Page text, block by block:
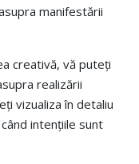
manifestării
creativă, vă puteți
realizării
vizualiza în detaliu
intențiile sunt